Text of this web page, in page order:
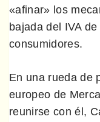
«afinar» los
bajada del IVA
consumidores.
En una rueda de
europeo de
reunirse con él,